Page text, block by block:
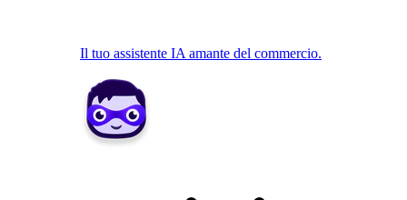
Il tuo assistente IA amante del commercio.